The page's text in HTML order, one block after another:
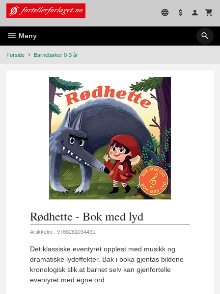
Gå
innholdet
Meny
Forside Barnebøker 0-3 år
Rødhette - Bok med lyd
Artikkelnr.: 9788281034431
Det klassiske eventyret opplest med musikk og
dramatiske lydeffekter. Bak i boka gjentas bildene
kronologisk slik at barnet selv kan gjenfortelle
eventyret med egne ord.